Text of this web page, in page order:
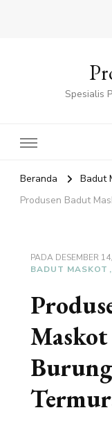
Spesialis
Beranda
Badut
Produsen Badut
PADA DESEMBER
BADUT MASKOT